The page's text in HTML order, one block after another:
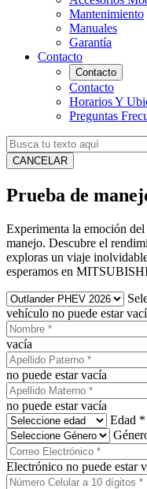
Mantenimiento
Manuales
Garantía
Contacto
Contacto
Contacto
Horarios Y
Preguntas
CANCELAR
Prueba de
Experimenta la emoción del
manejo. Descubre el
exploras un viaje
esperamos en
vehículo no puede estar
vacía
no puede estar vacía
no puede estar vacía
Edad *
Electrónico no puede estar